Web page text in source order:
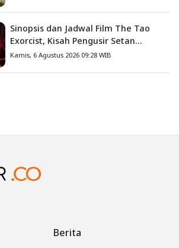
Sinopsis dan Jadwal Film The Tao
Exorcist, Kisah Pengusir Setan
Melawan Kutukan Mematikan
Kamis, 6 Agustus 2026 09:28 WIB
Berita